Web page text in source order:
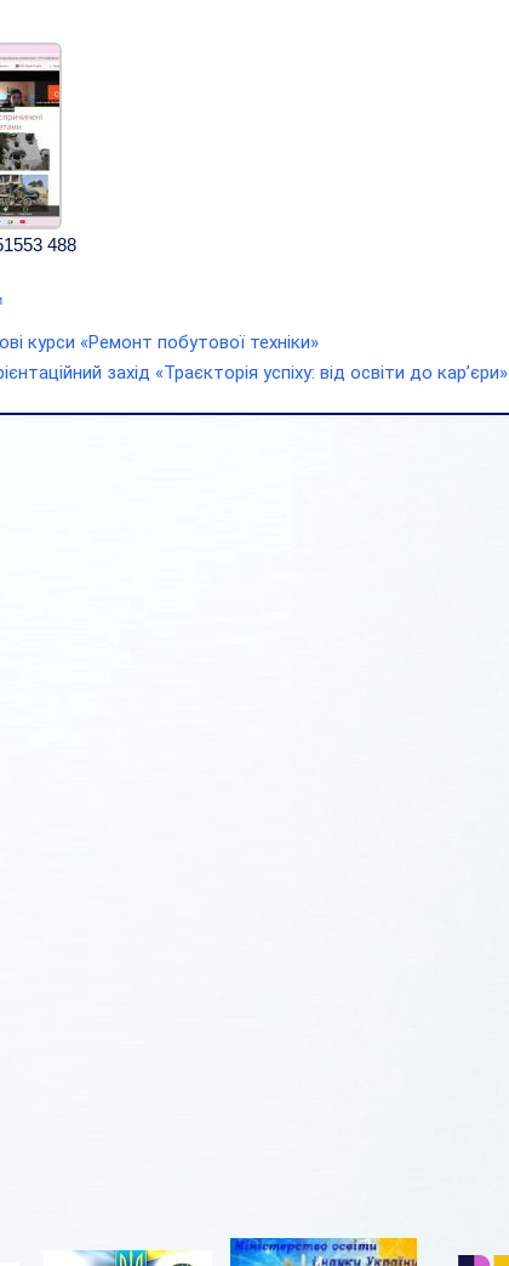
488
курси «Ремонт побутової техніки»
захід «Траєкторія успіху: від освіти до кар’єри»